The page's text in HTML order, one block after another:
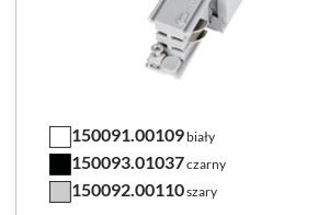
150091.00109 biały
150093.01037czarny
150092.00110szary